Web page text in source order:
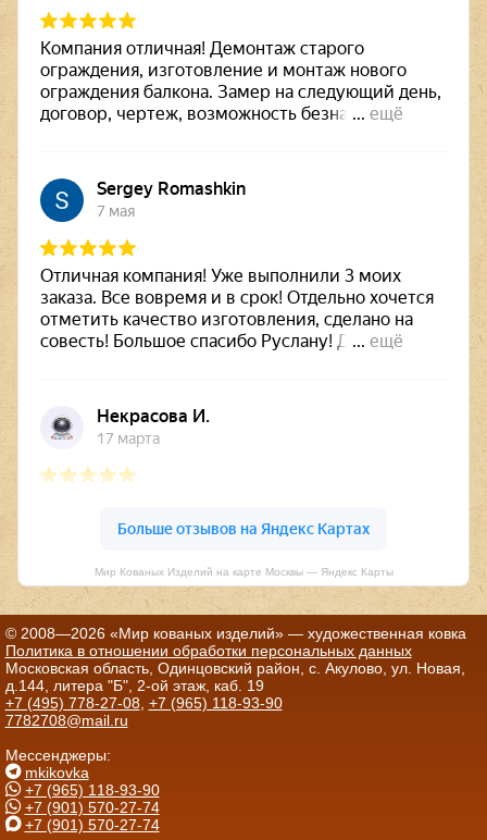
Мир Кованых Изделий на карте Москвы — Яндекс Карты
© 2008—2026 «Мир кованых изделий» — художественная ковка
Политика в отношении обработки персональных данных
Московская область, Одинцовский район, с. Акулово, ул. Новая,
д.144, литера "Б", 2-ой этаж, каб. 19
+7 (495) 778-27-08, +7 (965) 118-93-90
7782708@mail.ru
Мессенджеры:
mkikovka
+7 (965) 118-93-90
+7 (901) 570-27-74
+7 (901) 570-27-74